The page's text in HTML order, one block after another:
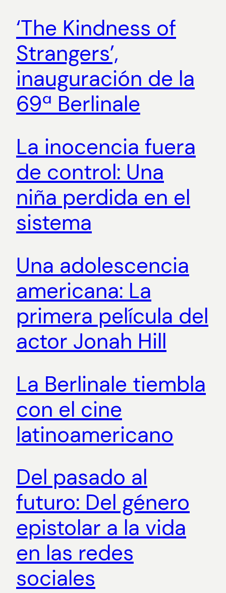
‘The Kindness of
Strangers’,
inauguración de la
69ª Berlinale
La inocencia fuera
de control: Una
niña perdida en el
sistema
Una adolescencia
americana: La
primera película del
actor Jonah Hill
La Berlinale tiembla
con el cine
latinoamericano
Del pasado al
futuro: Del género
epistolar a la vida
en las redes
sociales